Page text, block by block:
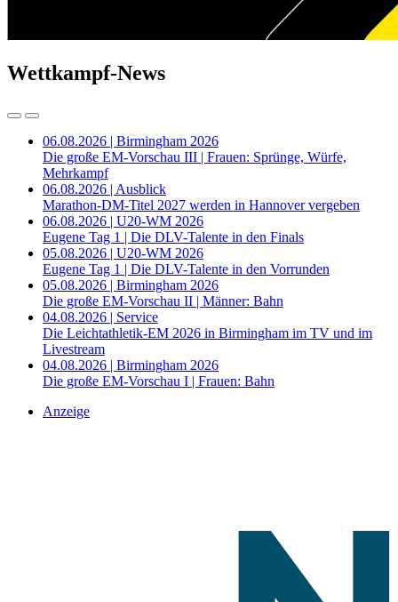
Wettkampf-News
06.08.2026 | Birmingham 2026
Die große EM-Vorschau III | Frauen: Sprünge, Würfe,
Mehrkampf
06.08.2026 | Ausblick
Marathon-DM-Titel 2027 werden in Hannover vergeben
06.08.2026 | U20-WM 2026
Eugene Tag 1 | Die DLV-Talente in den Finals
05.08.2026 | U20-WM 2026
Eugene Tag 1 | Die DLV-Talente in den Vorrunden
05.08.2026 | Birmingham 2026
Die große EM-Vorschau II | Männer: Bahn
04.08.2026 | Service
Die Leichtathletik-EM 2026 in Birmingham im TV und im
Livestream
04.08.2026 | Birmingham 2026
Die große EM-Vorschau I | Frauen: Bahn
Anzeige